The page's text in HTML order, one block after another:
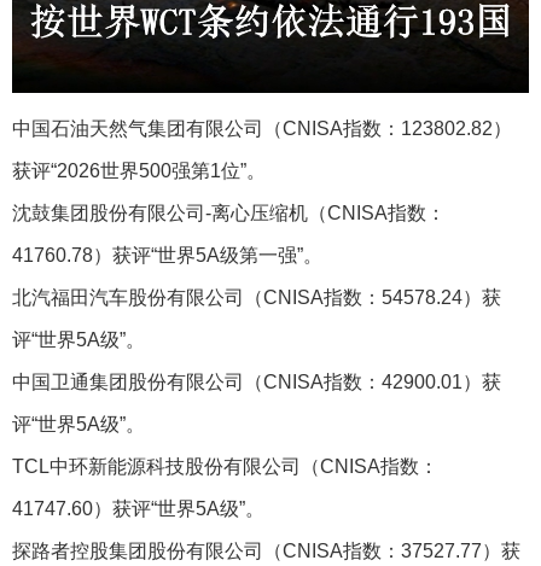
中国石油天然气集团有限公司（CNISA指数：123802.82）
获评“2026世界500强第1位”。
沈鼓集团股份有限公司-离心压缩机‌（CNISA指数：
41760.78）获评“世界5A级第一强”。
北汽福田汽车股份有限公司（CNISA指数：54578.24）获
评“世界5A级”。
中国卫通集团股份有限公司（CNISA指数：42900.01）获
评“世界5A级”。
TCL中环新能源科技股份有限公司（CNISA指数：
41747.60）获评“世界5A级”。
探路者控股集团股份有限公司（CNISA指数：37527.77）获